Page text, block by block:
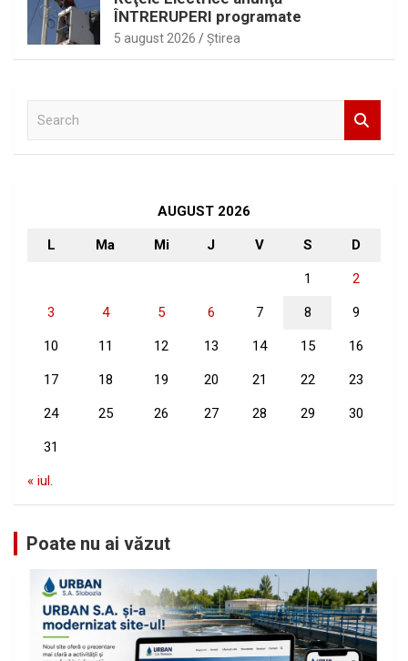
ÎNTRERUPERI programate
5 august 2026 Ştirea
AUGUST 2026
L Ma Mi J V S D
1 2
3 4 5 6 7 8 9
10 11 12 13 14 15 16
17 18 19 20 21 22 23
24 25 26 27 28 29 30
31
« iul.
Poate nu ai văzut